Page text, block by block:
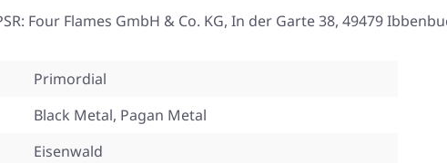
Four Flames GmbH & Co. KG, In der Garte 38, 49479
Primordial
Black Metal, Pagan Metal
Eisenwald